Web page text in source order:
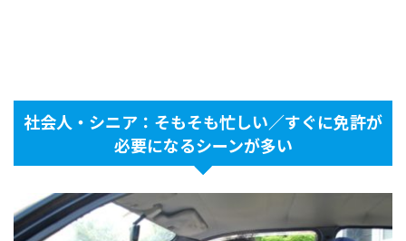
社会人・シニア：そもそも忙しい／すぐに免許が
必要になるシーンが多い